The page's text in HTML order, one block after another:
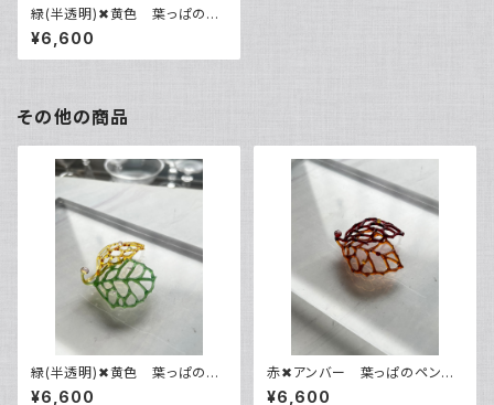
緑(半透明)✖︎黄色 葉っぱのペ
ンレスト
¥6,600
その他の商品
緑(半透明)✖︎黄色 葉っぱのペ
ンレスト
¥6,600
赤✖︎アンバー 葉っぱのペンレ
スト
¥6,600